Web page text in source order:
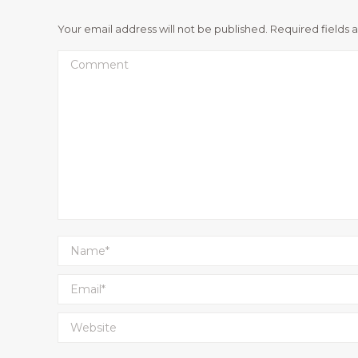
Your email address will not be published. Required fields
Comment
Name *
Email *
Website